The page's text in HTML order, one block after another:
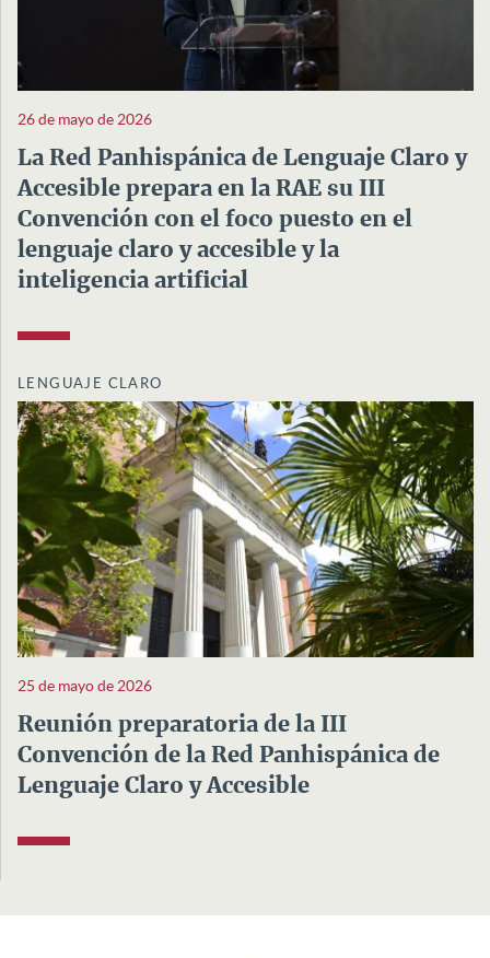
26 de mayo de 2026
La Red Panhispánica de Lenguaje Claro y
Accesible prepara en la RAE su III
Convención con el foco puesto en el
lenguaje claro y accesible y la
inteligencia artificial
LENGUAJE CLARO
25 de mayo de 2026
Reunión preparatoria de la III
Convención de la Red Panhispánica de
Lenguaje Claro y Accesible